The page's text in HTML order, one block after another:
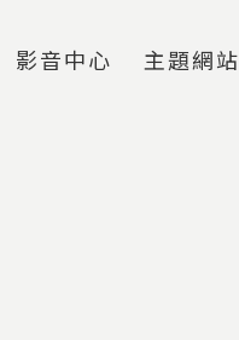
影音中心 主題網站